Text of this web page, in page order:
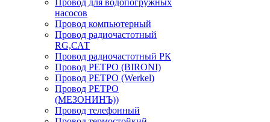
Провод для водопогружных
насосов
Провод компьютерный
Провод радиочастотный
RG,САТ
Провод радиочастотный РК
Провод РЕТРО (BIRONI)
Провод РЕТРО (Werkel)
Провод РЕТРО
(МЕЗОНИНЪ))
Провод телефонный